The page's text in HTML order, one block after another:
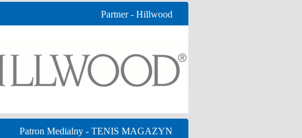
Partner - Hillwood
Patron Medialny - TENIS MAGAZYN